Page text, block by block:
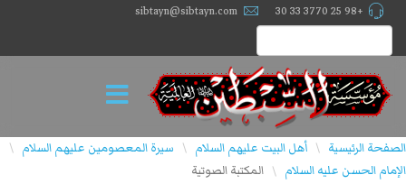
+98 25 3770 33 30
sibtayn@sibtayn.com
الصفحة الرئيسية \ أهل البيت عليهم السلام \ سيرة المعصومين عليهم السلام \
الإمام الحسن عليه السلام \ المكتبة الصوتية